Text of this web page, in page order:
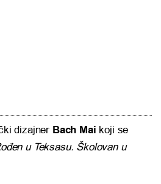
dizajner Bach Mai koji se
u Teksasu. Školovan u